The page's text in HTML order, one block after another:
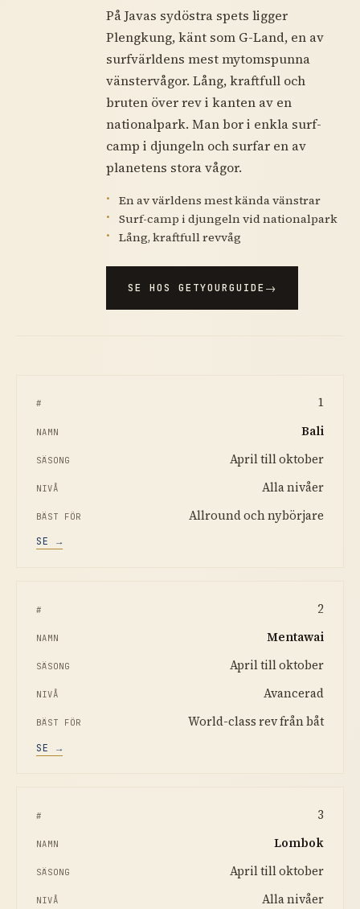
På Javas sydöstra spets ligger
Plengkung, känt som G-Land, en av
surfvärldens mest mytomspunna
vänstervågor. Lång, kraftfull och
bruten över rev i kanten av en
nationalpark. Man bor i enkla surf-
camp i djungeln och surfar en av
planetens stora vågor.
En av världens mest kända vänstrar
Surf-camp i djungeln vid nationalpark
Lång, kraftfull revvåg
SE HOS GETYOURGUIDE
1
Bali
April till oktober
Alla nivåer
Allround och nybörjare
SE →
2
Mentawai
April till oktober
Avancerad
World-class rev från båt
SE →
3
Lombok
April till oktober
Alla nivåer